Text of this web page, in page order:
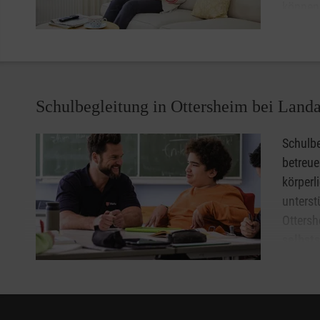
Lassen Sie sich unter 0800 9966001
gebührenfrei
Hausnotruf in Ottersheim bei Landau.
Schulbegleitung in Ottersheim bei
die Kinder und Jugendlichen brauchen, und im